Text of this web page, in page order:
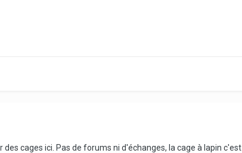
cages ici. Pas de forums ni d'échanges, la cage à lapin